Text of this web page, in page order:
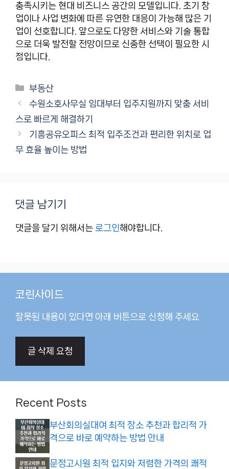
충족시키는 현대 비즈니스 공간의 모델입니다. 초기 창
업이나 사업 변화에 따른 유연한 대응이 가능해 많은 기
업이 선호합니다. 앞으로도 다양한 서비스와 기술 통합
으로 더욱 발전할 전망이므로 신중한 선택이 필요한 시
점입니다.
카
테
리
부동산
수원소호사무실 임대부터 입주지원까지 맞춤 서비
스로 빠르게 해결하기
기흥공유오피스 최적 입주조건과 편리한 위치로 업
무 효율 높이는 방법
댓글 남기기
댓글을 달기 위해서는 로그인해야합니다.
코린사이드
잘못된 내용이 있다면 아래 버튼으로 신청해 주세요
글 삭제 요청
Recent Posts
부산회의실대여 최적 장소 추천과 합리적 가
격으로 바로 예약하는 방법 안내
문정고시원 최적 입지와 저렴한 가격의 쾌적